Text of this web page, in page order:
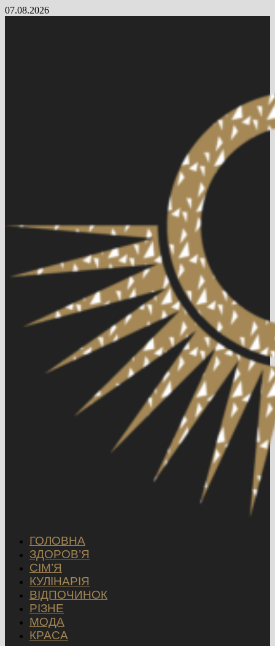
Skip
07.08.2026
ГОЛОВНА
ЗДОРОВ’Я
СІМ’Я
КУЛІНАРІЯ
ВІДПОЧИНОК
РІЗНЕ
МОДА
КРАСА